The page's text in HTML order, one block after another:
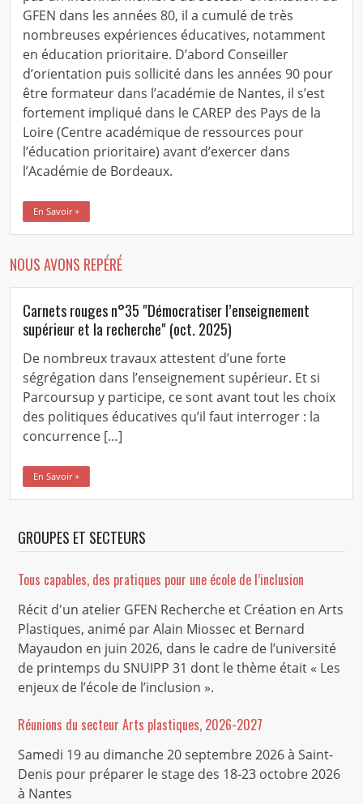
GFEN dans les années 80, il a cumulé de très
nombreuses expériences éducatives, notamment
en éducation prioritaire. D’abord Conseiller
d’orientation puis sollicité dans les années 90 pour
être formateur dans l’académie de Nantes, il s’est
fortement impliqué dans le CAREP des Pays de la
Loire (Centre académique de ressources pour
l’éducation prioritaire) avant d’exercer dans
l’Académie de Bordeaux.
En Savoir +
NOUS AVONS REPÉRÉ
Carnets rouges n°35 "Démocratiser l’enseignement
supérieur et la recherche" (oct. 2025)
De nombreux travaux attestent d’une forte
ségrégation dans l’enseignement supérieur. Et si
Parcoursup y participe, ce sont avant tout les choix
des politiques éducatives qu’il faut interroger : la
concurrence […]
En Savoir +
GROUPES ET SECTEURS
Tous capables, des pratiques pour une école de l’inclusion
Récit d'un atelier GFEN Recherche et Création en Arts
Plastiques, animé par Alain Miossec et Bernard
Mayaudon en juin 2026, dans le cadre de l’université
de printemps du SNUIPP 31 dont le thème était « Les
enjeux de l’école de l’inclusion ».
Réunions du secteur Arts plastiques, 2026-2027
Samedi 19 au dimanche 20 septembre 2026 à Saint-
Denis pour préparer le stage des 18-23 octobre 2026
à Nantes